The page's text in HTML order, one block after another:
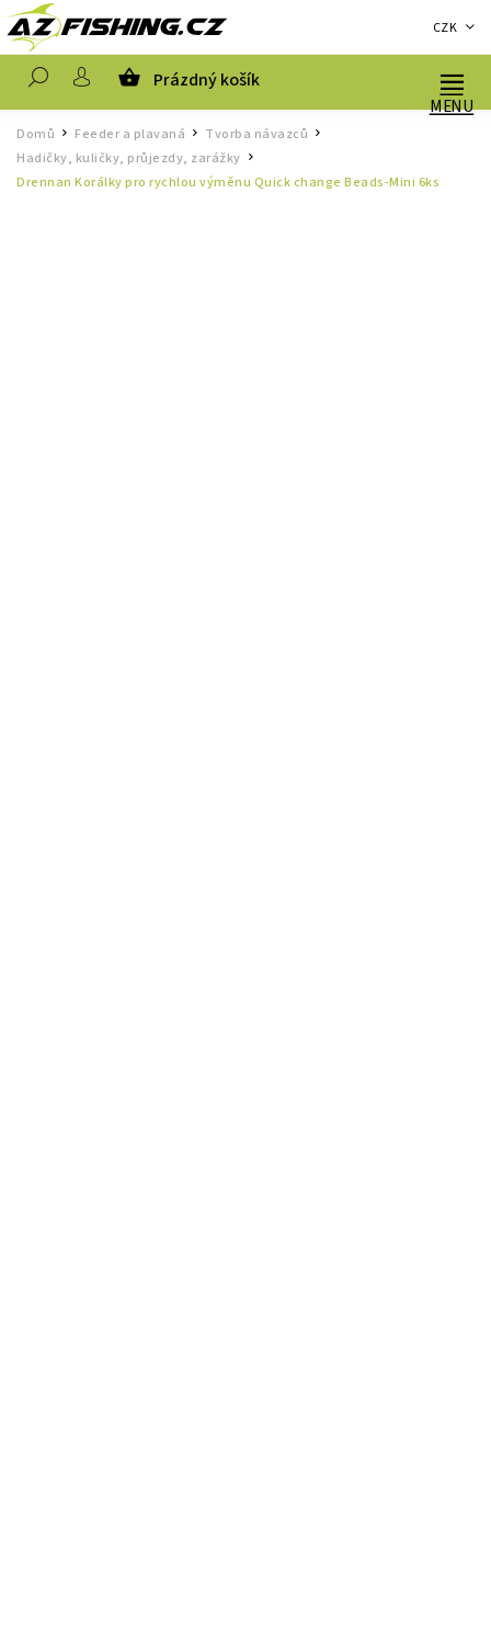
CZK
Prázdný košík
Domů / Feeder a plavaná / Tvorba návazců /
Hadičky, kuličky, průjezdy, zarážky
Drennan Korálky pro rychlou výměnu Quick change Beads-Mini 6ks